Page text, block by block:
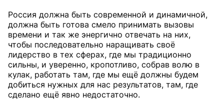
Россия должна быть современной и динамичной,
должна быть готова смело принимать вызовы
времени и так же энергично отвечать на них,
чтобы последовательно наращивать своё
лидерство в тех сферах, где мы традиционно
сильны, и уверенно, кропотливо, собрав волю в
кулак, работать там, где мы ещё должны будем
добиться нужных для нас результатов, там, где
сделано ещё явно недостаточно.